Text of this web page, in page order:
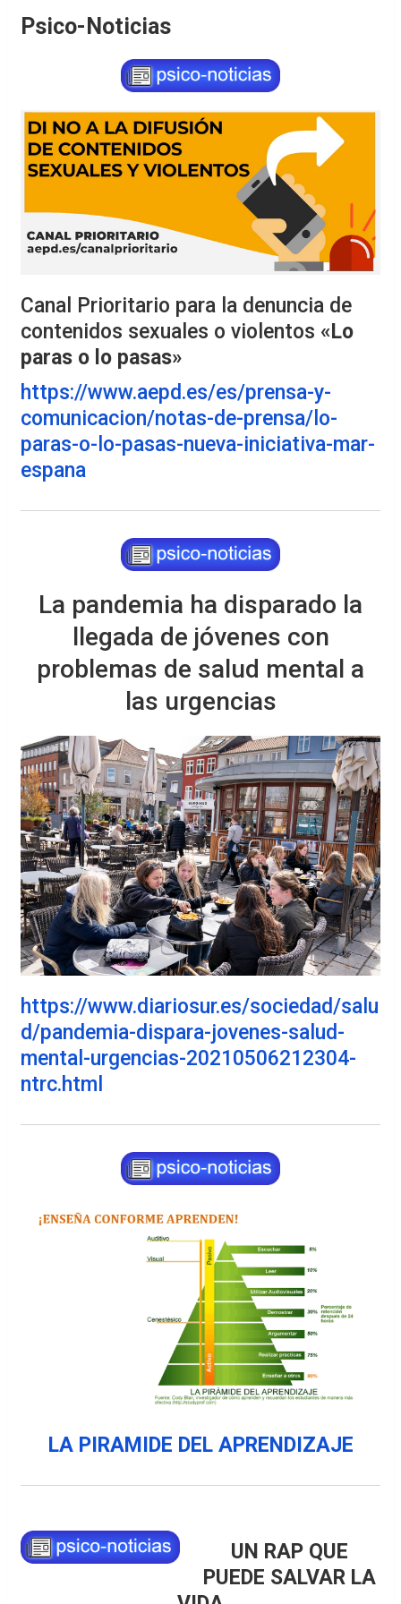
Psico-Noticias
Canal Prioritario para la denuncia de
contenidos sexuales o violentos «Lo
paras o lo pasas»
https://www.aepd.es/es/prensa-y-
comunicacion/notas-de-prensa/lo-
paras-o-lo-pasas-nueva-iniciativa-mar-
espana
La pandemia ha disparado la
llegada de jóvenes con
problemas de salud mental a
las urgencias
https://www.diariosur.es/sociedad/salu
d/pandemia-dispara-jovenes-salud-
mental-urgencias-20210506212304-
ntrc.html
LA PIRAMIDE DEL APRENDIZAJE
UN RAP QUE
PUEDE SALVAR LA